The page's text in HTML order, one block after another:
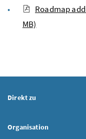
Roadmap
MB)
Direkt zu
Organisation